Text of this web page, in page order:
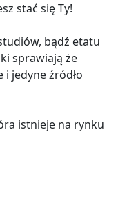
stać się Ty!
bądź etatu
sprawiają że
jedyne źródło
istnieje na rynku